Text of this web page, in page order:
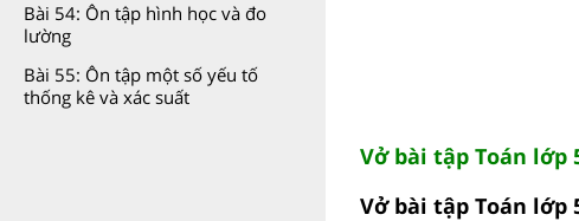
Bài 54: Ôn tập hình học và đo
lường
Bài 55: Ôn tập một số yếu tố
thống kê và xác suất
Vở bài tập Toán lớp
Vở bài tập Toán lớp